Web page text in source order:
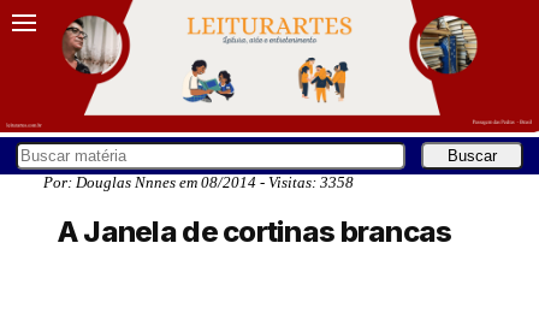
Por: Douglas Nnnes em 08/2014 - Visitas: 3358
A Janela de cortinas brancas